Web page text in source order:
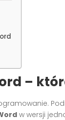
–
w wersji